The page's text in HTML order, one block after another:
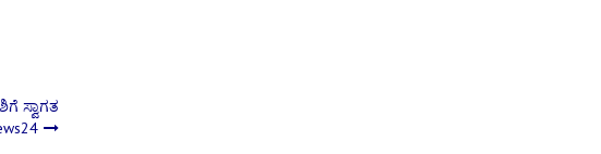
ಸ್ವಾಗತ